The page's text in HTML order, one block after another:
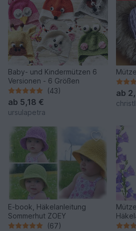
Baby- und Kindermützen 6
Versionen - 6 Größen
(43)
ab 5,18 €
ursulapetra
ab
E-book, Häkelanleitung
Sommerhut ZOEY
(67)